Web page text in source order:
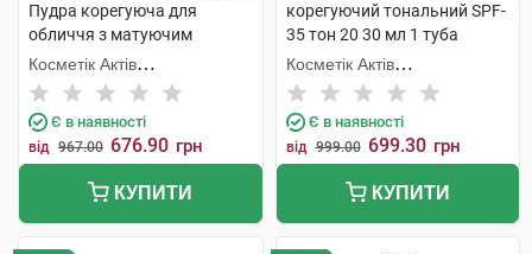
Пудра корегуюча для
обличчя з матуючим
ефектом SPF-25 відтінок
№25 9,5 г 1 шт
Косметік Актів
Інтернаціональ
Є в наявності
від 967.00 676.90 грн
КУПИТИ
корегуючий тональний SPF-
35 тон 20 30 мл 1 туба
Косметік Актів
Інтернаціональ
Є в наявності
від 999.00 699.30 грн
КУПИТИ